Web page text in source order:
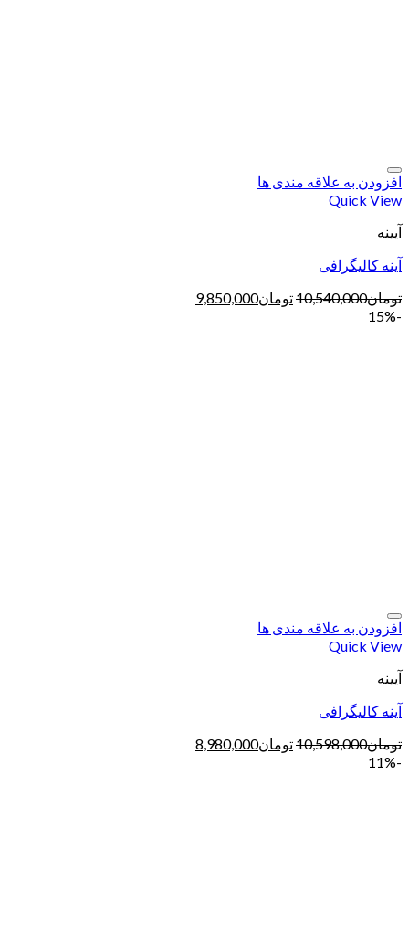
افزودن به علاقه مندی ها
Quick View
آیینه
آینه کالیگرافی
تومان10,540,000تومان9,850,000
-15%
افزودن به علاقه مندی ها
Quick View
آیینه
آینه کالیگرافی
تومان10,598,000تومان8,980,000
-11%